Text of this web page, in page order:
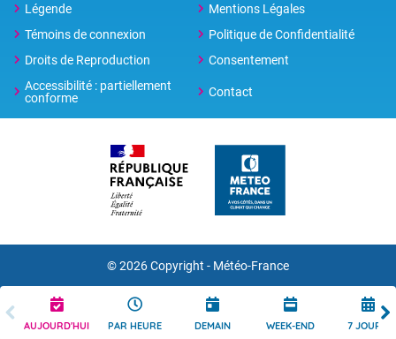
AUJOURD'HUI PAR HEURE DEMAIN WEEK-END 7 JOURS
Légende
Mentions Légales
Témoins de connexion
Politique de Confidentialité
Droits de Reproduction
Consentement
Accessibilité : partiellement
conforme
Contact
© 2026 Copyright - Météo-France